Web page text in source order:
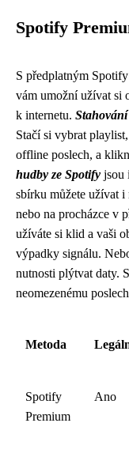
Spotify
S předplatným
vám umožní užívat si
k internetu.
Stačí si vybrat
offline poslech, a
hudby ze Spotify jsou
sbírku můžete užívat i
nebo na procházce v
užíváte si klid a vaši
výpadky signálu.
nutnosti plýtvat daty.
neomezenému
Metoda
Spotify
Premium
Ano